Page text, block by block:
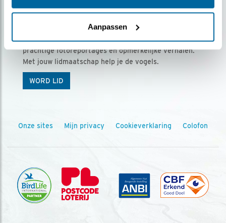
Aanpassen
Ontvang 5 x Vogels voor € 36,00 per jaar
Vogels is het tijdschrift voor onze leden, met
prachtige fotoreportages en opmerkelijke verhalen.
Met jouw lidmaatschap help je de vogels.
WORD LID
Onze sites Mijn privacy Cookieverklaring Colofon